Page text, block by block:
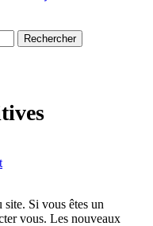
site. Si vous êtes un
vous. Les nouveaux